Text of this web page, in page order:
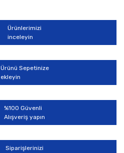
Yorum Yaz
teşekkür ederiz.
bozuk veya görüntülenemiyor.
eksik bilgiler bulunuyor.
bulunuyor.
daha pahalı.
alternatifler olmalı.
Ürünlerimizi
inceleyin
Ürünü Sepetinize
ekleyin
%100 Güvenli
Alışveriş yapın
Siparişlerinizi